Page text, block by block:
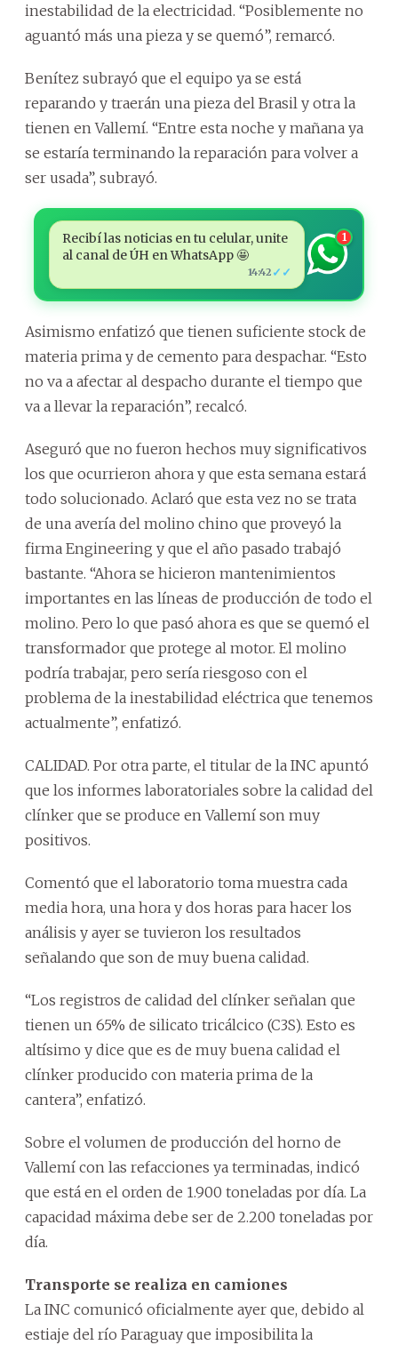
inestabilidad de la electricidad. “Posiblemente no
aguantó más una pieza y se quemó”, remarcó.
Benítez subrayó que el equipo ya se está
reparando y traerán una pieza del Brasil y otra la
tienen en Vallemí. “Entre esta noche y mañana ya
se estaría terminando la reparación para volver a
ser usada”, subrayó.
Recibí las noticias en tu celular, unite
al canal de ÚH en WhatsApp 🤩
14:42 ✓✓
1
Asimismo enfatizó que tienen suficiente stock de
materia prima y de cemento para despachar. “Esto
no va a afectar al despacho durante el tiempo que
va a llevar la reparación”, recalcó.
Aseguró que no fueron hechos muy significativos
los que ocurrieron ahora y que esta semana estará
todo solucionado. Aclaró que esta vez no se trata
de una avería del molino chino que proveyó la
firma Engineering y que el año pasado trabajó
bastante. “Ahora se hicieron mantenimientos
importantes en las líneas de producción de todo el
molino. Pero lo que pasó ahora es que se quemó el
transformador que protege al motor. El molino
podría trabajar, pero sería riesgoso con el
problema de la inestabilidad eléctrica que tenemos
actualmente”, enfatizó.
CALIDAD. Por otra parte, el titular de la INC apuntó
que los informes laboratoriales sobre la calidad del
clínker que se produce en Vallemí son muy
positivos.
Comentó que el laboratorio toma muestra cada
media hora, una hora y dos horas para hacer los
análisis y ayer se tuvieron los resultados
señalando que son de muy buena calidad.
“Los registros de calidad del clínker señalan que
tienen un 65% de silicato tricálcico (C3S). Esto es
altísimo y dice que es de muy buena calidad el
clínker producido con materia prima de la
cantera”, enfatizó.
Sobre el volumen de producción del horno de
Vallemí con las refacciones ya terminadas, indicó
que está en el orden de 1.900 toneladas por día. La
capacidad máxima debe ser de 2.200 toneladas por
día.
Transporte se realiza en camiones
La INC comunicó oficialmente ayer que, debido al
estiaje del río Paraguay que imposibilita la